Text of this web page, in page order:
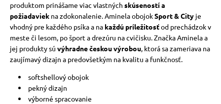
produktom prinášame viac vlastných skúseností a
požiadaviekna zdokonalenie. Aminela obojokSport & Cityje
vhodný pre každého psíka a na každú príležitosťod prechádzok v
meste či lesom, po šport a drezúru na cvičisku. Značka Aminela a
jej produkty sú výhradne českou výrobou, ktorá sa zameriava na
zaujímavý dizajn a predovšetkým na kvalitu a funkčnosť.
softshellový obojok
pekný dizajn
výborné spracovanie